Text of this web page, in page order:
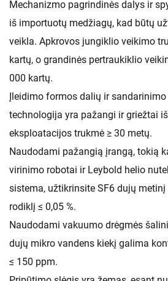
Mechanizmo pagrindinės dalys ir
iš importuotų medžiagų, kad būtų
veikla. Apkrovos jungiklio veikimo
kartų, o grandinės pertraukiklio
000 kartų.
Įleidimo formos dalių ir
technologija yra pažangi ir griežtai
eksploatacijos trukmė ≥ 30 metų.
Naudodami pažangią įrangą, tokią
virinimo robotai ir Leybold helio
sistema, užtikrinsite SF6 dujų
rodiklį ≤ 0,05 %.
Naudodami vakuumo drėgmės
dujų mikro vandens kiekį galima
≤ 150 ppm.